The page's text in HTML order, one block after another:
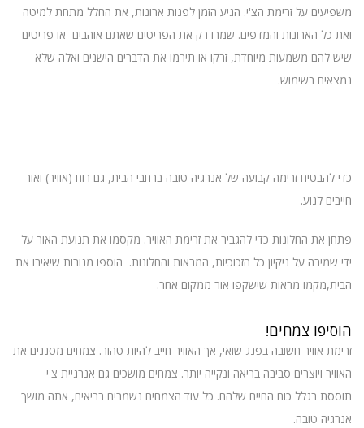
משפיעים על זרימת הצ'י. הגיע הזמן לפנות ארונות, את החלל מתחת למיטה
ואת כל הארונות והמדפים. שמרו רק את הפריטים שאתם אוהבים או פריטים
שיש להם משמעות מיוחדת, זרקו או תירמו את הדברים הישנים ואלה שלא
נמצאים בשימוש.
כדי להבטיח זרימה קבועה של אנרגיה טובה ברחבי הבית, גם רוח (אוויר) ואור
חייבים לנוע.
פתחן את החלונות כדי להגביר את זרימת האוויר. מקסמו את תנועת האור על
ידי שמירה על ניקיון כל הזכוכיות, המראות והחלונות. הוספו מנורות שיאירו את
הבית,מקמו מראות שישקפו אור ממקום אחר.
הוסיפו צמחים!
זרימת אוויר חשובה בפנג שואי, אך האוויר חייב להיות טהור. צמחים מסננים את
האוויר ויוצרים סביבה בריאה ונקייה יותר. צמחים מושכים גם אנרגיית צ'י
תוססת בגלל כוח החיים שלהם. כל עוד הצמחים נשמרים בריאים, אתה מושך
אנרגיה טובה.